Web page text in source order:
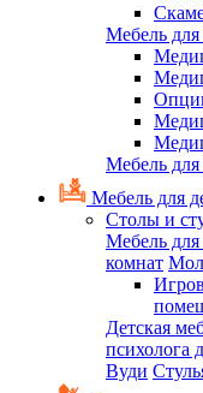
Мебель
Мебель
Мебель для
Столы и
Мебель для
комнат
Детская
психолога
Вуди